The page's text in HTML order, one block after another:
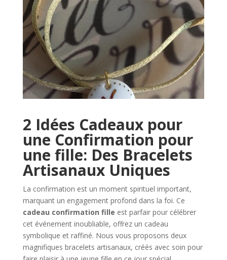
2 Idées Cadeaux pour
une Confirmation pour
une fille: Des Bracelets
Artisanaux Uniques
La confirmation est un moment spirituel important,
marquant un engagement profond dans la foi. Ce
cadeau confirmation fille est parfair pour célébrer
cet événement inoubliable, offrez un cadeau
symbolique et raffiné. Nous vous proposons deux
magnifiques bracelets artisanaux, créés avec soin pour